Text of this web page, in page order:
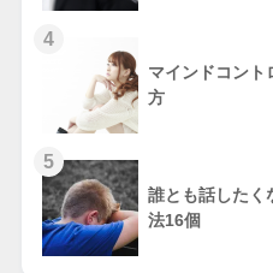
4
マインドコント
方
5
誰とも話したく
法16個